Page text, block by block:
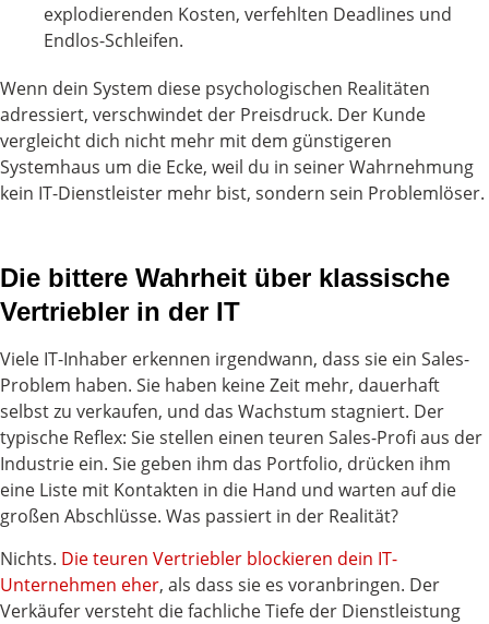
explodierenden Kosten, verfehlten Deadlines und
Endlos-Schleifen.
Wenn dein System diese psychologischen Realitäten
adressiert, verschwindet der Preisdruck. Der Kunde
vergleicht dich nicht mehr mit dem günstigeren
Systemhaus um die Ecke, weil du in seiner Wahrnehmung
kein IT-Dienstleister mehr bist, sondern sein Problemlöser.
Die bittere Wahrheit über klassische
Vertriebler in der IT
Viele IT-Inhaber erkennen irgendwann, dass sie ein Sales-
Problem haben. Sie haben keine Zeit mehr, dauerhaft
selbst zu verkaufen, und das Wachstum stagniert. Der
typische Reflex: Sie stellen einen teuren Sales-Profi aus der
Industrie ein. Sie geben ihm das Portfolio, drücken ihm
eine Liste mit Kontakten in die Hand und warten auf die
großen Abschlüsse. Was passiert in der Realität?
Nichts. Die teuren Vertriebler blockieren dein IT-
Unternehmen eher, als dass sie es voranbringen. Der
Verkäufer versteht die fachliche Tiefe der Dienstleistung